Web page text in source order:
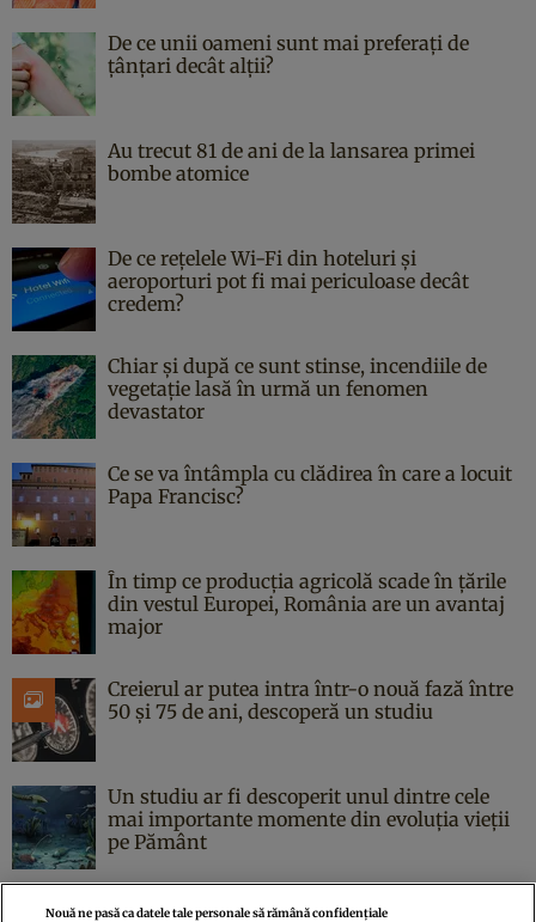
De ce unii oameni sunt mai preferați de
țânțari decât alții?
Au trecut 81 de ani de la lansarea primei
bombe atomice
De ce rețelele Wi-Fi din hoteluri și
aeroporturi pot fi mai periculoase decât
credem?
Chiar și după ce sunt stinse, incendiile de
vegetație lasă în urmă un fenomen
devastator
Ce se va întâmpla cu clădirea în care a locuit
Papa Francisc?
În timp ce producția agricolă scade în țările
din vestul Europei, România are un avantaj
major
Creierul ar putea intra într-o nouă fază între
50 și 75 de ani, descoperă un studiu
Un studiu ar fi descoperit unul dintre cele
mai importante momente din evoluția vieții
pe Pământ
Nouă ne pasă ca datele tale personale să rămână confidențiale